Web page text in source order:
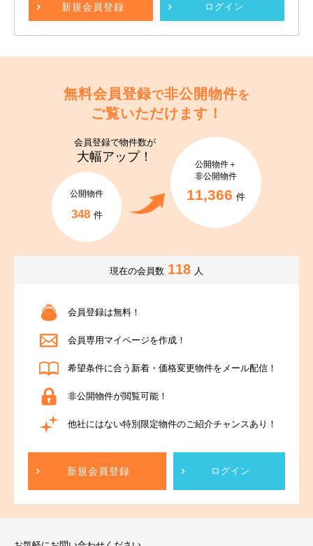
新規会員登録 ログイン
無料会員登録で非公開物件を
ご覧いただけます！
会員登録で物件数が
大幅アップ！
公開物件
348 件
公開物件＋
非公開物件
11,366 件
現在の会員数 118 人
会員登録は無料！
会員専用マイページを作成！
希望条件に合う新着・価格変更物件をメール配信！
非公開物件が閲覧可能！
他社にはない特別限定物件のご紹介チャンスあり！
新規会員登録 ログイン